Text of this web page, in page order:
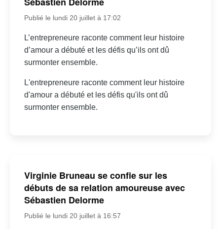
Publié le lundi 20 juillet à 17:02
L’entrepreneure raconte comment leur histoire
d’amour a débuté et les défis qu’ils ont dû
surmonter ensemble.
L'entrepreneure raconte comment leur histoire
d'amour a débuté et les défis qu'ils ont dû
surmonter ensemble.
Virginie Bruneau se confie sur les
débuts de sa relation amoureuse avec
Sébastien Delorme
Publié le lundi 20 juillet à 16:57